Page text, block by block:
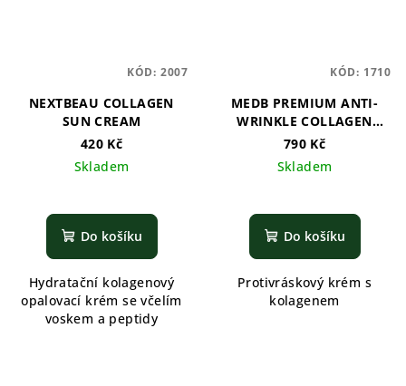
NEXTBEAU COLLAGEN
SUN CREAM
420 Kč
Skladem
Do košíku
Hydratační kolagenový
opalovací krém se včelím
voskem a peptidy
KÓD: 2007
MEDB PREMIUM ANTI-
WRINKLE COLLAGEN
CREAM
790 Kč
Skladem
Do košíku
Protivráskový krém s
kolagenem
KÓD: 1710